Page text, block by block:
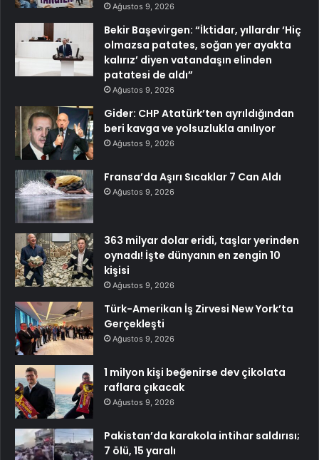
Ağustos 9, 2026
Bekir Başevirgen: “İktidar, yıllardır ‘Hiç
olmazsa patates, soğan yer ayakta
kalırız’ diyen vatandaşın elinden
patatesi de aldı”
Ağustos 9, 2026
Gider: CHP Atatürk’ten ayrıldığından
beri kavga ve yolsuzlukla anılıyor
Ağustos 9, 2026
Fransa’da Aşırı Sıcaklar 7 Can Aldı
Ağustos 9, 2026
363 milyar dolar eridi, taşlar yerinden
oynadı! İşte dünyanın en zengin 10
kişisi
Ağustos 9, 2026
Türk-Amerikan İş Zirvesi New York’ta
Gerçekleşti
Ağustos 9, 2026
1 milyon kişi beğenirse dev çikolata
raflara çıkacak
Ağustos 9, 2026
Pakistan’da karakola intihar saldırısı;
7 ölü, 15 yaralı